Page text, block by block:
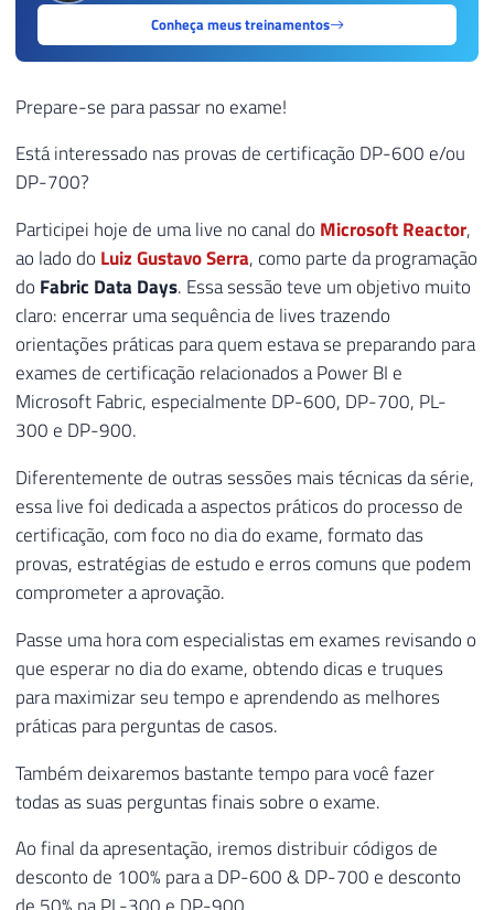
Conheça meus treinamentos
Prepare-se para passar no exame!
Está interessado nas provas de certificação DP-600 e/ou
DP-700?
Participei hoje de uma live no canal do Microsoft Reactor,
ao lado do Luiz Gustavo Serra, como parte da programação
do Fabric Data Days. Essa sessão teve um objetivo muito
claro: encerrar uma sequência de lives trazendo
orientações práticas para quem estava se preparando para
exames de certificação relacionados a Power BI e
Microsoft Fabric, especialmente DP-600, DP-700, PL-
300 e DP-900.
Diferentemente de outras sessões mais técnicas da série,
essa live foi dedicada a aspectos práticos do processo de
certificação, com foco no dia do exame, formato das
provas, estratégias de estudo e erros comuns que podem
comprometer a aprovação.
Passe uma hora com especialistas em exames revisando o
que esperar no dia do exame, obtendo dicas e truques
para maximizar seu tempo e aprendendo as melhores
práticas para perguntas de casos.
Também deixaremos bastante tempo para você fazer
todas as suas perguntas finais sobre o exame.
Ao final da apresentação, iremos distribuir códigos de
desconto de 100% para a DP-600 & DP-700 e desconto